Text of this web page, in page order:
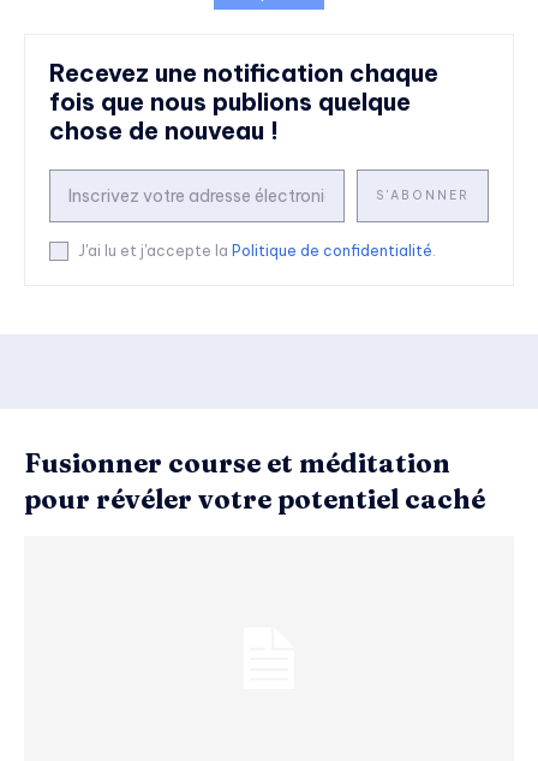
Recevez une notification chaque
fois que nous publions quelque
chose de nouveau !
S'ABONNER
J'ai lu et j'accepte la Politique de confidentialité
Fusionner course et méditation
pour révéler votre potentiel caché